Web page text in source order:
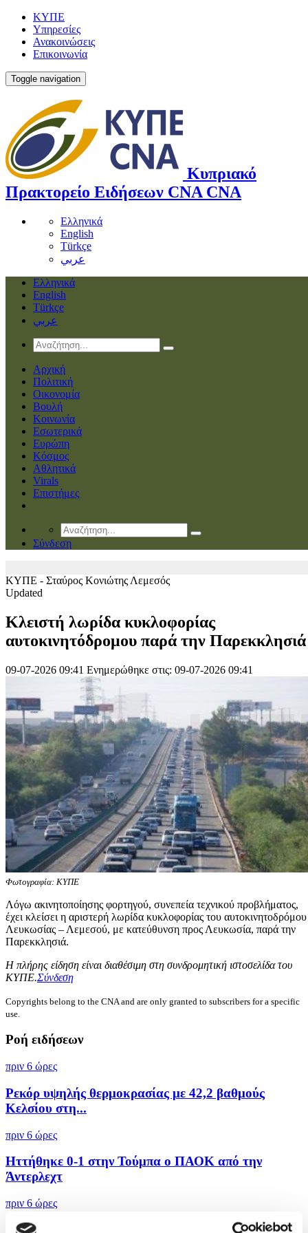
ΚΥΠΕ
Υπηρεσίες
Ανακοινώσεις
Επικοινωνία
Toggle navigation
Κυπριακό
Πρακτορείο Ειδήσεων CNA CNA
Ελληνικά
English
Türkçe
عربي
Ελληνικά
English
Türkçe
عربي
Αρχική
Πολιτική
Οικονομία
Βουλή
Κοινωνία
Εσωτερικά
Ευρώπη
Κόσμος
Αθλητικά
Virals
Επιστήμες
Σύνδεση
ΚΥΠΕ - Σταύρος Κονιώτης Λεμεσός
Updated
Κλειστή λωρίδα κυκλοφορίας
αυτοκινητόδρομου παρά την Παρεκκλησιά
09-07-2026 09:41 Ενημερώθηκε στις: 09-07-2026 09:41
Φωτογραφία: ΚΥΠΕ
Λόγω ακινητοποίησης φορτηγού, συνεπεία τεχνικού προβλήματος,
έχει κλείσει η αριστερή λωρίδα κυκλοφορίας του αυτοκινητοδρόμου
Λευκωσίας – Λεμεσού, με κατεύθυνση προς Λευκωσία, παρά την
Παρεκκλησιά.
Η πλήρης είδηση είναι διαθέσιμη στη συνδρομητική ιστοσελίδα του
ΚΥΠΕ.Σύνδεση
Copyrights belong to the CNA and are only granted to subscribers for a specific
use.
Ροή ειδήσεων
πριν 6 ώρες
Ρεκόρ υψηλής θερμοκρασίας με 42,2 βαθμούς
Κελσίου στη...
πριν 6 ώρες
Ηττήθηκε 0-1 στην Τούμπα ο ΠΑΟΚ από την
Άντερλεχτ
πριν 6 ώρες
Ο ΔΟΑΕ προειδοποιεί για την κατάσταση στον